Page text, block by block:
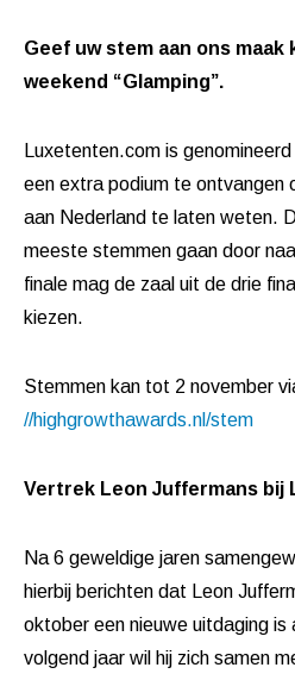
Geef uw stem aan ons maak
weekend “Glamping”.
Luxetenten.com is
een extra podium te ontvangen
aan Nederland te laten weten.
meeste stemmen gaan door
finale mag de zaal uit de drie
kiezen.
Stemmen kan tot 2 november
//highgrowthawards.nl/stem
Vertrek Leon Juffermans bij
Na 6 geweldige jaren
hierbij berichten dat Leon
oktober een nieuwe uitdaging is
volgend jaar wil hij zich samen